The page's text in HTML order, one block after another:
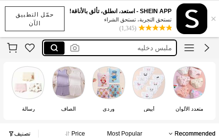
حمّل التطبيق
الآن
×
SHEIN APP - استعد، انطلق، تألق بالأناقة!
تستحق التجربة، تستحق الشراء
(1,345)
‏ملابس داخلية
داخلي للبنات
ملبس دخليه
داخليه قطن
‏ملابس داخلية
داخلي للبنات
متعدد الألوان أبيض وردي الصاف رسالة
Recommended
Most Popular
Price تصنيف